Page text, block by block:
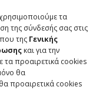
τα
της σύνδεσής σας στις
της Γενικής
και για την
τα προαιρετικά cookies
θα
προαιρετικά cookies